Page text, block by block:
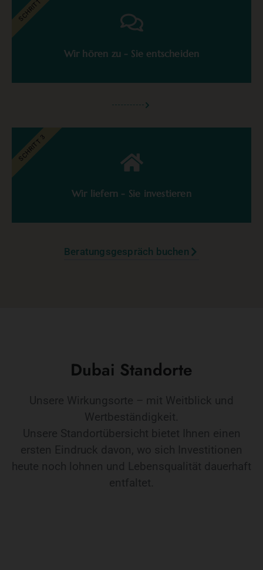
Wir hören zu - Sie entscheiden
SCHRITT 2
Wir liefern - Sie investieren
SCHRITT 3
Beratungsgespräch buchen
Dubai Standorte
Unsere Wirkungsorte – mit Weitblick und
Wertbeständigkeit.
Unsere Standortübersicht bietet Ihnen einen
ersten Eindruck davon, wo sich Investitionen
heute noch lohnen und Lebensqualität dauerhaft
entfaltet.